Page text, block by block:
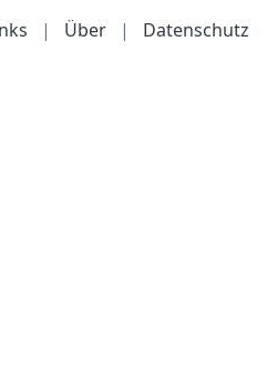
| Über | Datenschutz